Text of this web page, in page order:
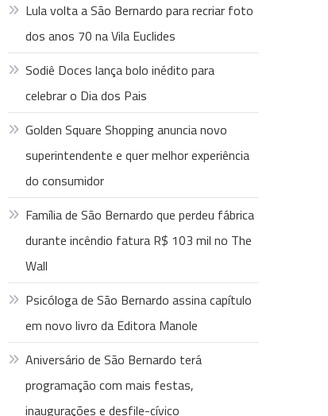
Lula volta a São Bernardo para recriar foto
dos anos 70 na Vila Euclides
Sodiê Doces lança bolo inédito para
celebrar o Dia dos Pais
Golden Square Shopping anuncia novo
superintendente e quer melhor experiência
do consumidor
Família de São Bernardo que perdeu fábrica
durante incêndio fatura R$ 103 mil no The
Wall
Psicóloga de São Bernardo assina capítulo
em novo livro da Editora Manole
Aniversário de São Bernardo terá
programação com mais festas,
inaugurações e desfile-cívico